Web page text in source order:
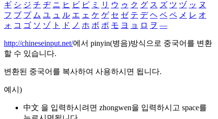
ギ シ ジ チ ヂ ニ ヒ ビ ピ ミ リ ウ ゥ ク グ ス ズ ツ ヅ ッ ヌ
フ ブ プ ム ユ ュ ル エ ェ ケ ゲ セ ゼ テ デ ヘ ベ ペ メ レ オ
ォ コ ゴ ソ ゾ ト ド ノ ホ ボ ポ モ ヨ ョ ロ ヲ ―
http://chineseinput.net/에서 pinyin(병음)방식으로 중국어를 변환
할 수 있습니다.
변환된 중국어를 복사하여 사용하시면 됩니다.
예시)
中文 을 입력하시려면 zhongwen을 입력하시고 space를